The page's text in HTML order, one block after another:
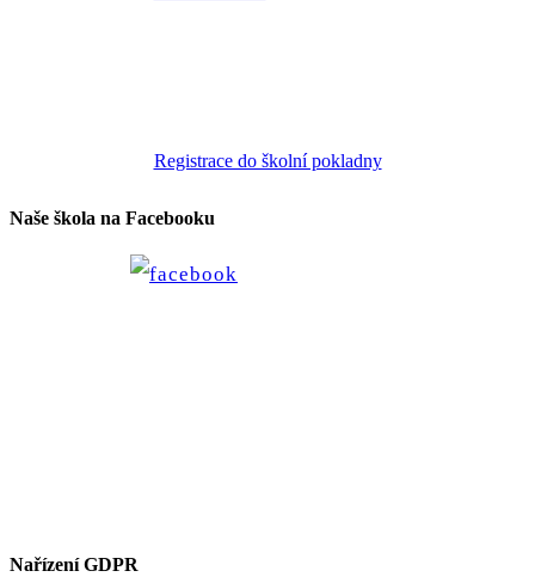
Registrace do školní pokladny
Naše škola na Facebooku
Nařízení GDPR